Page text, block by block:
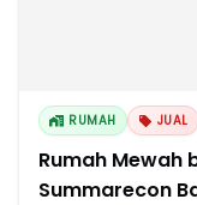
RUMAH JUAL
Rumah Mewah
Summarecon